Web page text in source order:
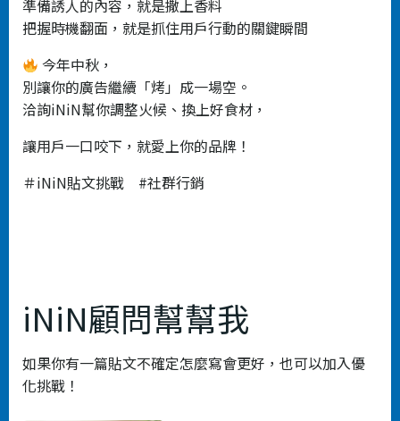
準備誘人的內容，就是撒上香料
把握時機翻面，就是抓住用戶行動的關鍵瞬間
今年中秋，
別讓你的廣告繼續「烤」成一場空。
洽詢iNiN幫你調整火候、換上好食材，
讓用戶一口咬下，就愛上你的品牌！
＃iNiN貼文挑戰 #社群行銷
iNiN顧問幫幫我
如果你有一篇貼文不確定怎麼寫會更好，也可以加入優
化挑戰！